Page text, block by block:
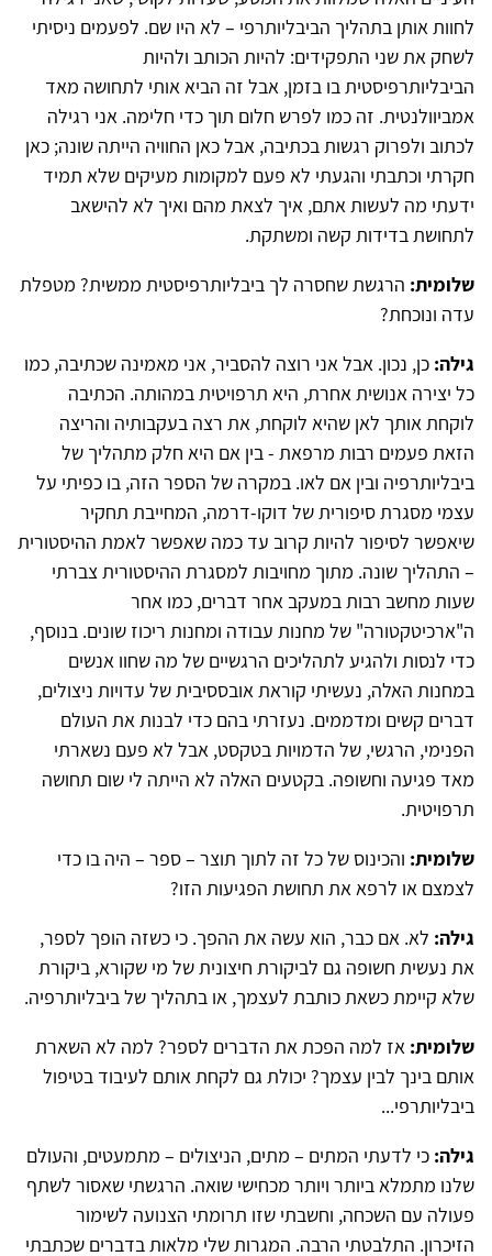
לחוות אותן בתהליך הביבליותרפי – לא היו שם. לפעמים ניסיתי
לשחק את שני התפקידים: להיות הכותב ולהיות
הביבליותרפיסטית בו בזמן, אבל זה הביא אותי לתחושה מאד
אמביוולנטית. זה כמו לפרש חלום תוך כדי חלימה. אני רגילה
לכתוב ולפרוק רגשות בכתיבה, אבל כאן החוויה הייתה שונה; כאן
חקרתי וכתבתי והגעתי לא פעם למקומות מעיקים שלא תמיד
ידעתי מה לעשות אתם, איך לצאת מהם ואיך לא להישאב
לתחושת בדידות קשה ומשתקת.
שלומית: הרגשת שחסרה לך ביבליותרפיסטית ממשית? מטפלת
עדה ונוכחת?
גילה: כן, נכון. אבל אני רוצה להסביר, אני מאמינה שכתיבה, כמו
כל יצירה אנושית אחרת, היא תרפויטית במהותה. הכתיבה
לוקחת אותך לאן שהיא לוקחת, את רצה בעקבותיה והריצה
הזאת פעמים רבות מרפאת - בין אם היא חלק מתהליך של
ביבליותרפיה ובין אם לאו. במקרה של הספר הזה, בו כפיתי על
עצמי מסגרת סיפורית של דוקו-דרמה, המחייבת תחקיר
שיאפשר לסיפור להיות קרוב עד כמה שאפשר לאמת ההיסטורית
– התהליך שונה. מתוך מחויבות למסגרת ההיסטורית צברתי
שעות מחשב רבות במעקב אחר דברים, כמו אחר
ה"ארכיטקטורה" של מחנות עבודה ומחנות ריכוז שונים. בנוסף,
כדי לנסות ולהגיע לתהליכים הרגשיים של מה שחוו אנשים
במחנות האלה, נעשיתי קוראת אובססיבית של עדויות ניצולים,
דברים קשים ומדממים. נעזרתי בהם כדי לבנות את העולם
הפנימי, הרגשי, של הדמויות בטקסט, אבל לא פעם נשארתי
מאד פגיעה וחשופה. בקטעים האלה לא הייתה לי שום תחושה
תרפויטית.
שלומית: והכינוס של כל זה לתוך תוצר – ספר – היה בו כדי
לצמצם או לרפא את תחושת הפגיעות הזו?
גילה: לא. אם כבר, הוא עשה את ההפך. כי כשזה הופך לספר,
את נעשית חשופה גם לביקורת חיצונית של מי שקורא, ביקורת
שלא קיימת כשאת כותבת לעצמך, או בתהליך של ביבליותרפיה.
שלומית: אז למה הפכת את הדברים לספר? למה לא השארת
אותם בינך לבין עצמך? יכולת גם לקחת אותם לעיבוד בטיפול
ביבליותרפי...
גילה: כי לדעתי המתים – מתים, הניצולים – מתמעטים, והעולם
שלנו מתמלא ביותר ויותר מכחישי שואה. הרגשתי שאסור לשתף
פעולה עם השכחה, וחשבתי שזו תרומתי הצנועה לשימור
הזיכרון. התלבטתי הרבה. המגרות שלי מלאות בדברים שכתבתי